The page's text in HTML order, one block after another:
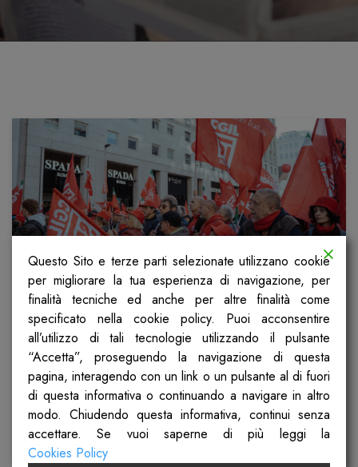
La lotta non ha età: 20 novembre
la mobilitazione dei pensionati
Pubblicato il
19 Novembre 2025
Scopri
Questo Sito e terze parti selezionate utilizzano cookie
per migliorare la tua esperienza di navigazione, per
finalità tecniche ed anche per altre finalità come
specificato nella cookie policy. Puoi acconsentire
all’utilizzo di tali tecnologie utilizzando il pulsante
“Accetta”, proseguendo la navigazione di questa
pagina, interagendo con un link o un pulsante al di fuori
di questa informativa o continuando a navigare in altro
modo. Chiudendo questa informativa, continui senza
accettare. Se vuoi saperne di più leggi la
Cookies Policy